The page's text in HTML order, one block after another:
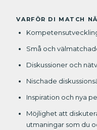
VARFÖR DI MATCH
Små och
Diskussioner och
Nischade
Inspiration och nya
Möjlighet att
utmaningar som du